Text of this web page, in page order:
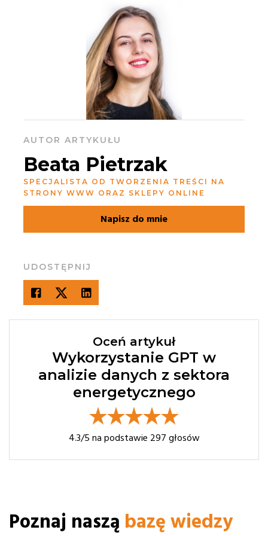
AUTOR ARTYKUŁU
Beata Pietrzak
SPECJALISTA OD TWORZENIA TREŚCI NA
STRONY WWW ORAZ SKLEPY ONLINE
Napisz do mnie
UDOSTĘPNIJ
Oceń artykuł
Wykorzystanie GPT w
analizie danych z sektora
energetycznego
4.3/5 na podstawie 297 głosów
Poznaj naszą bazę wiedzy